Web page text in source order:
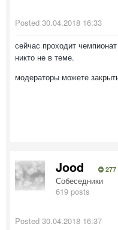
Posted 30.04.2018 16:33
сейчас проходит
никто не в теме.
модераторы можете
Jood 277
Собеседники
619 posts
Posted 30.04.2018 16:37